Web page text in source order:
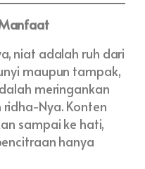
niat adalah ruh dari
maupun tampak,
meringankan
Nya. Konten
sampai ke hati,
hanya